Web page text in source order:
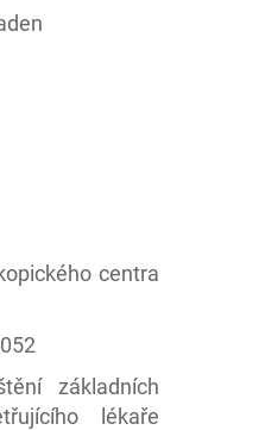
centra
základních
lékaře